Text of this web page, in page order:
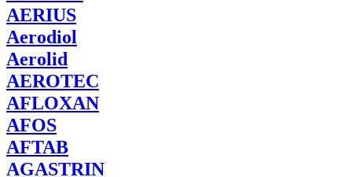
AERIUS
Aerodiol
Aerolid
AEROTEC
AFLOXAN
AFOS
AFTAB
AGASTRIN